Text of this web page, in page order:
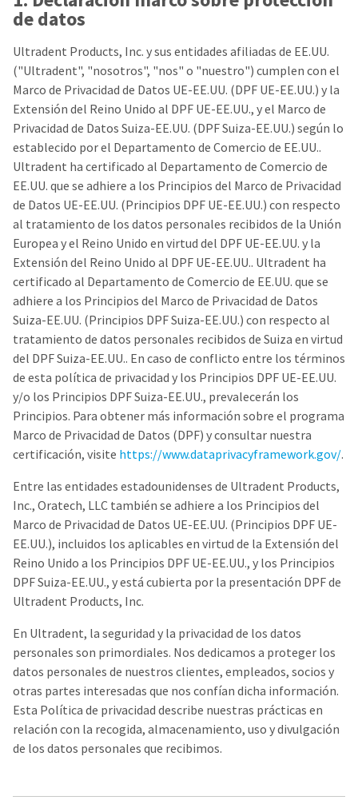
de datos
Ultradent Products, Inc. y sus entidades afiliadas de EE.UU.
("Ultradent", "nosotros", "nos" o "nuestro") cumplen con el
Marco de Privacidad de Datos UE-EE.UU. (DPF UE-EE.UU.) y la
Extensión del Reino Unido al DPF UE-EE.UU., y el Marco de
Privacidad de Datos Suiza-EE.UU. (DPF Suiza-EE.UU.) según lo
establecido por el Departamento de Comercio de EE.UU..
Ultradent ha certificado al Departamento de Comercio de
EE.UU. que se adhiere a los Principios del Marco de Privacidad
de Datos UE-EE.UU. (Principios DPF UE-EE.UU.) con respecto
al tratamiento de los datos personales recibidos de la Unión
Europea y el Reino Unido en virtud del DPF UE-EE.UU. y la
Extensión del Reino Unido al DPF UE-EE.UU.. Ultradent ha
certificado al Departamento de Comercio de EE.UU. que se
adhiere a los Principios del Marco de Privacidad de Datos
Suiza-EE.UU. (Principios DPF Suiza-EE.UU.) con respecto al
tratamiento de datos personales recibidos de Suiza en virtud
del DPF Suiza-EE.UU.. En caso de conflicto entre los términos
de esta política de privacidad y los Principios DPF UE-EE.UU.
y/o los Principios DPF Suiza-EE.UU., prevalecerán los
Principios. Para obtener más información sobre el programa
Marco de Privacidad de Datos (DPF) y consultar nuestra
certificación, visite https://www.dataprivacyframework.gov/.
Entre las entidades estadounidenses de Ultradent Products,
Inc., Oratech, LLC también se adhiere a los Principios del
Marco de Privacidad de Datos UE-EE.UU. (Principios DPF UE-
EE.UU.), incluidos los aplicables en virtud de la Extensión del
Reino Unido a los Principios DPF UE-EE.UU., y los Principios
DPF Suiza-EE.UU., y está cubierta por la presentación DPF de
Ultradent Products, Inc.
En Ultradent, la seguridad y la privacidad de los datos
personales son primordiales. Nos dedicamos a proteger los
datos personales de nuestros clientes, empleados, socios y
otras partes interesadas que nos confían dicha información.
Esta Política de privacidad describe nuestras prácticas en
relación con la recogida, almacenamiento, uso y divulgación
de los datos personales que recibimos.
manufacturing
team
is
currently
working
to
replenish
it.
You
can
still
add
these
items
to
your
order
they
will
be
shipped
at
a
later
date
separate
from
the
of
order
once
it
has
been
replenished.
The
estimated
date
subject
to
change
at
any
time
due
email
HighRadius
that
contains
important
login
information:
Please
refer
to
this
email
and
follow
its
directions
to
create
your
HighRadius
account.
This
email
is
the
best
way
to
create
your
account
because
it
contains
a
unique
link
associated
with
account.
If
do
not
have
access
to
this
will